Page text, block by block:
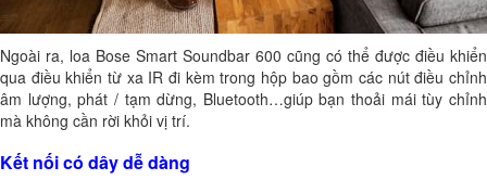
Ngoài ra, loa Bose Smart Soundbar 600 cũng có thể được điều khiển
qua điều khiển từ xa IR đi kèm trong hộp bao gồm các nút điều chỉnh
âm lượng, phát / tạm dừng, Bluetooth…giúp bạn thoải mái tùy chỉnh
mà không cần rời khỏi vị trí.
Kết nối có dây dễ dàng